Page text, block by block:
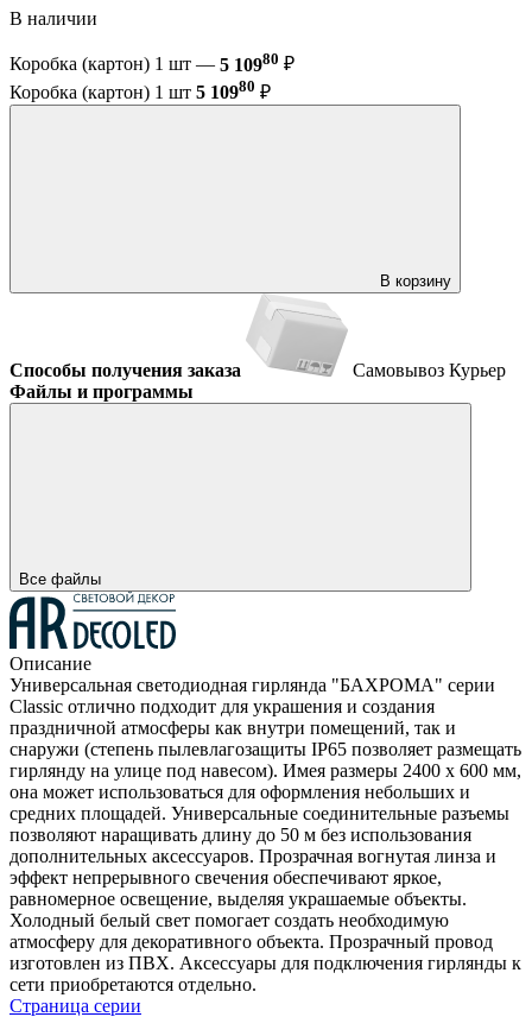
В наличии
Коробка (картон) 1 шт — 5 10980 ₽
Коробка (картон) 1 шт 5 10980 ₽
В корзину
Способы получения заказа Самовывоз Курьер
Файлы и программы
Все файлы
Описание
Универсальная светодиодная гирлянда "БАХРОМА" серии
Classic отлично подходит для украшения и создания
праздничной атмосферы как внутри помещений, так и
снаружи (степень пылевлагозащиты IP65 позволяет размещать
гирлянду на улице под навесом). Имея размеры 2400 x 600 мм,
она может использоваться для оформления небольших и
средних площадей. Универсальные соединительные разъемы
позволяют наращивать длину до 50 м без использования
дополнительных аксессуаров. Прозрачная вогнутая линза и
эффект непрерывного свечения обеспечивают яркое,
равномерное освещение, выделяя украшаемые объекты.
Холодный белый свет помогает создать необходимую
атмосферу для декоративного объекта. Прозрачный провод
изготовлен из ПВХ. Аксессуары для подключения гирлянды к
сети приобретаются отдельно.
Страница серии